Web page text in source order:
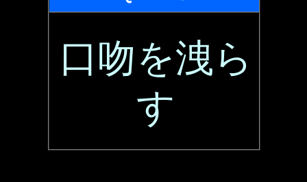
口吻を洩ら
す